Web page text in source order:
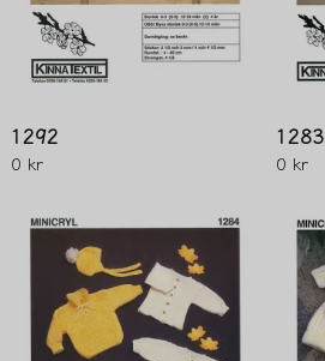
1292
0 kr
1283
0 kr